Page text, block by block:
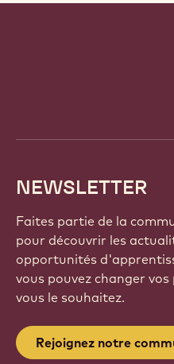
NEWSLETTER
Faites partie de la
pour découvrir les
opportunités
vous pouvez changer
vous le souhaitez.
Rejoignez notre